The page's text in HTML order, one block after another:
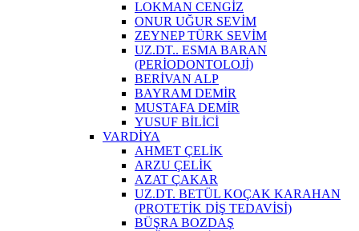
LOKMAN CENGİZ
ONUR UĞUR SEVİM
ZEYNEP TÜRK SEVİM
UZ.DT.. ESMA BARAN
(PERİODONTOLOJİ)
BERİVAN ALP
BAYRAM DEMİR
MUSTAFA DEMİR
YUSUF BİLİCİ
VARDİYA
AHMET ÇELİK
ARZU ÇELİK
AZAT ÇAKAR
UZ.DT. BETÜL KOÇAK KARAHAN
(PROTETİK DİŞ TEDAVİSİ)
BÜŞRA BOZDAŞ